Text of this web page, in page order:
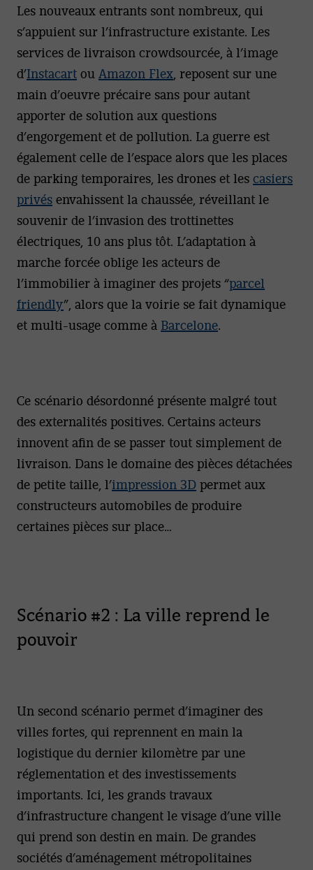
Les nouveaux entrants sont nombreux, qui
s’appuient sur l’infrastructure existante. Les
services de livraison crowdsourcée, à l’image
d’Instacartou Amazon Flex , reposent sur une
main d’oeuvre précaire sans pour autant
apporter de solution aux questions
d’engorgement et de pollution. La guerre est
également celle de l’espace alors que les places
de parking temporaires, les drones et lescasiers
privésenvahissent la chaussée, réveillant le
souvenir de l’invasion des trottinettes
électriques, 10 ans plus tôt. L’adaptation à
marche forcée oblige les acteurs de
l’immobilier à imaginer des projets “parcel
friendly”, alors que la voirie se fait dynamique
et multi-usage comme à Barcelone.
Ce scénario désordonné présente malgré tout
des externalités positives. Certains acteurs
innovent afin de se passer tout simplement de
livraison. Dans le domaine des pièces détachées
de petite taille, l’impression 3D permet aux
constructeurs automobiles de produire
certaines pièces sur place…
Scénario #2 : La ville reprend le
pouvoir
Un second scénario permet d’imaginer des
villes fortes, qui reprennent en main la
logistique du dernier kilomètre par une
réglementation et des investissements
importants. Ici, les grands travaux
d’infrastructure changent le visage d’une ville
qui prend son destin en main. De grandes
sociétés d’aménagement métropolitaines